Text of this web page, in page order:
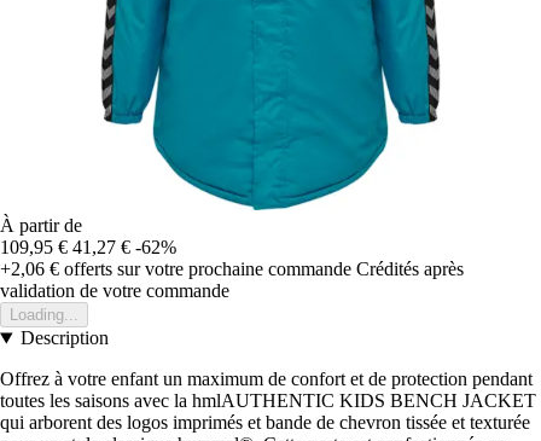
À partir de
109,95 € 41,27 € -62%
+2,06 € offerts sur votre prochaine commande Crédités après
validation de votre commande
Loading...
Description
Offrez à votre enfant un maximum de confort et de protection pendant
toutes les saisons avec la hmlAUTHENTIC KIDS BENCH JACKET
qui arborent des logos imprimés et bande de chevron tissée et texturée